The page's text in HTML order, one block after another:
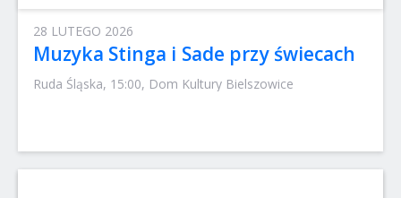
28 LUTEGO 2026
Muzyka Stinga i Sade przy świecach
Ruda Śląska, 15:00, Dom Kultury Bielszowice